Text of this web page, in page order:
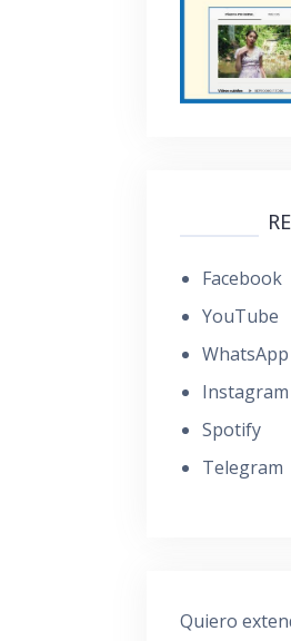
Facebook
YouTube
WhatsApp
Instagram
Spotify
Telegram
Quiero